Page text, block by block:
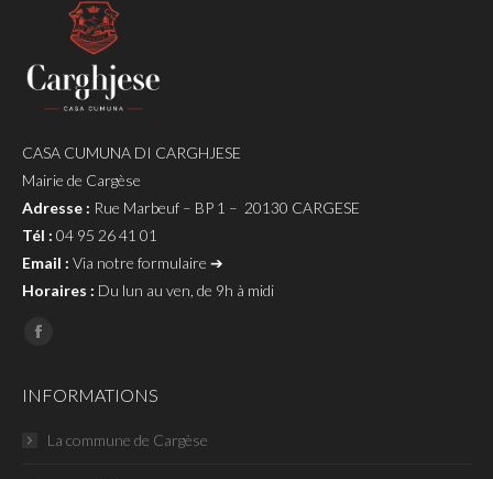
CASA CUMUNA DI CARGHJESE
Mairie de Cargèse
Adresse : Rue Marbeuf – BP 1 – 20130 CARGESE
Tél : 04 95 26 41 01
Email : Via notre formulaire ➔
Horaires : Du lun au ven, de 9h à midi
INFORMATIONS
La commune de Cargèse